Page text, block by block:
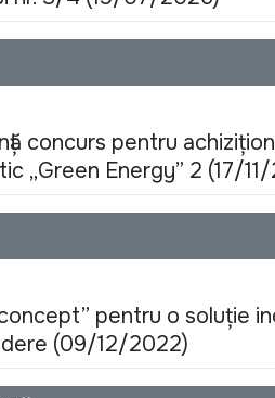
concurs pentru
„Green Energy” 2 (17/
pentru o soluție
(09/12/2022)